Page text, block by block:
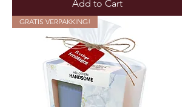
Add to Cart
GRATIS VERPAKKING!